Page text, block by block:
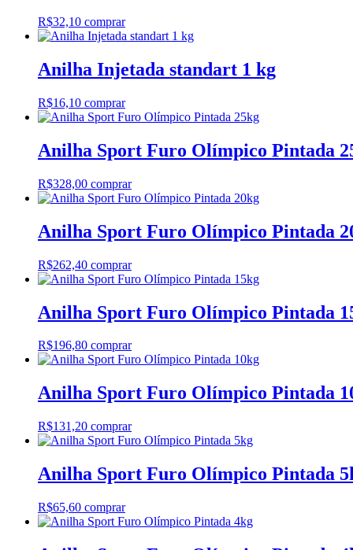
R$32,10 comprar
Anilha Injetada standart 1 kg
R$16,10 comprar
Anilha Sport Furo Olímpico Pintada
R$328,00 comprar
Anilha Sport Furo Olímpico Pintada
R$262,40 comprar
Anilha Sport Furo Olímpico Pintada
R$196,80 comprar
Anilha Sport Furo Olímpico Pintada
R$131,20 comprar
Anilha Sport Furo Olímpico Pintada
R$65,60 comprar